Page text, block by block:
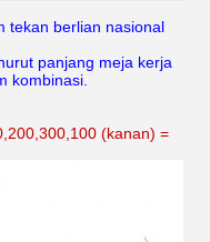
tekan berlian nasional
panjang meja kerja
kombinasi.
(kanan) =